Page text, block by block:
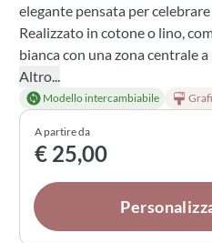
elegante pensata per
Realizzato in cotone o lino,
bianca con una zona centrale a
impreziosita da una stampa
accademico. Il tutto è
tessuto che dona al
Grazie alla personalizzazione
fiocco, questo sacco diventa
tuo evento.
Altro...
Modello intercambiabile
A partire da
€ 25,00